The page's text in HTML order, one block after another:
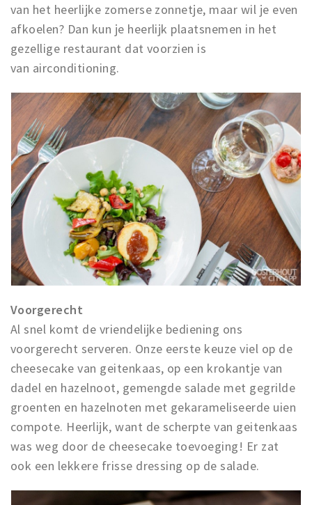
van het heerlijke zomerse zonnetje, maar wil je even
afkoelen? Dan kun je heerlijk plaatsnemen in het
gezellige restaurant dat voorzien is
van airconditioning.
Voorgerecht
Al snel komt de vriendelijke bediening ons
voorgerecht serveren. Onze eerste keuze viel op de
cheesecake van geitenkaas, op een krokantje van
dadel en hazelnoot, gemengde salade met gegrilde
groenten en hazelnoten met gekarameliseerde uien
compote. Heerlijk, want de scherpte van geitenkaas
was weg door de cheesecake toevoeging! Er zat
ook een lekkere frisse dressing op de salade.